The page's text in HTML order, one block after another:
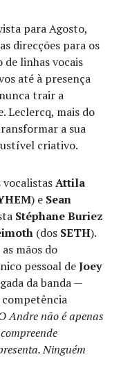
para Agosto,
direcções para os
linhas vocais
até à presença
trair a
Leclercq, mais do
a sua
criativo.
vocalistasAttila
) e Sean
Stéphane Buriez
(dos SETH).
mãos do
pessoal deJoey
da banda —
competência
Andre não é apenas
Ninguém